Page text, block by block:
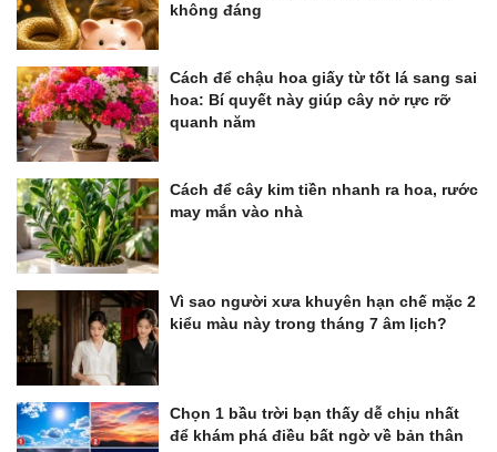
không đáng
Cách để chậu hoa giấy từ tốt lá sang sai
hoa: Bí quyết này giúp cây nở rực rỡ
quanh năm
Cách để cây kim tiền nhanh ra hoa, rước
may mắn vào nhà
Vì sao người xưa khuyên hạn chế mặc 2
kiểu màu này trong tháng 7 âm lịch?
Chọn 1 bầu trời bạn thấy dễ chịu nhất
để khám phá điều bất ngờ về bản thân